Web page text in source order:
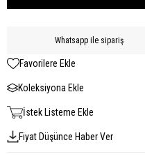
Whatsapp ile sipariş
Favorilere Ekle
Koleksiyona Ekle
İstek Listeme Ekle
Fiyat Düşünce Haber Ver